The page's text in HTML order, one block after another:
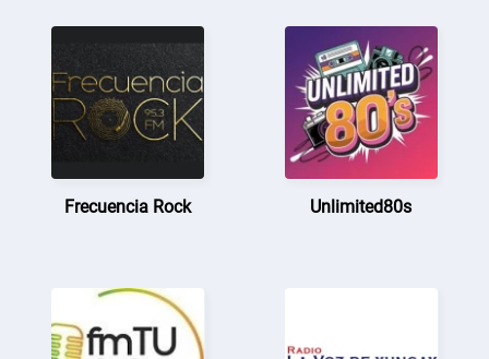
Frecuencia Rock Unlimited80s